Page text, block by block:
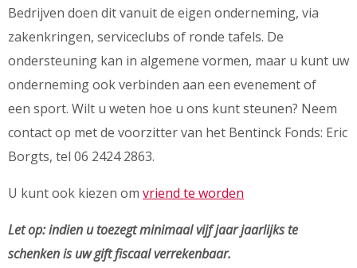
Bedrijven doen dit vanuit de eigen onderneming, via
zakenkringen, serviceclubs of ronde tafels. De
ondersteuning kan in algemene vormen, maar u kunt uw
onderneming ook verbinden aan een evenement of
een sport. Wilt u weten hoe u ons kunt steunen? Neem
contact op met de voorzitter van het Bentinck Fonds: Eric
Borgts, tel 06 2424 2863.
U kunt ook kiezen om vriend te worden
Let op: indien u toezegt minimaal vijf jaar jaarlijks te
schenken is uw gift fiscaal verrekenbaar.